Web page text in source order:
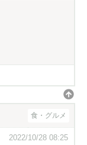
食・グルメ
2022/10/28 08:25